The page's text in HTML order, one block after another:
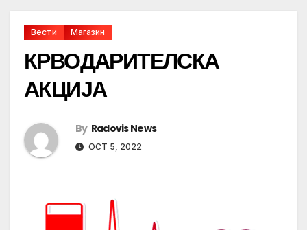
Вести Магазин
КРВОДАРИТЕЛСКА
АКЦИЈА
By Radovis News
OCT 5, 2022